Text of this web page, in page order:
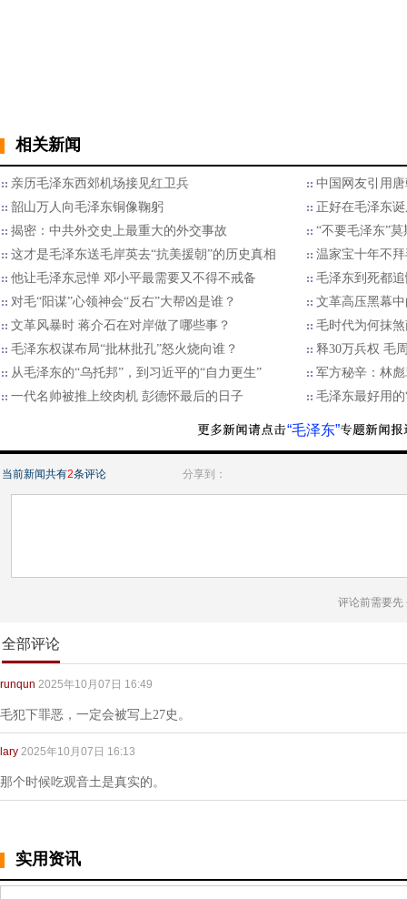
相关新闻
亲历毛泽东西郊机场接见红卫兵
中国网友引用
韶山万人向毛泽东铜像鞠躬
正好在毛泽东
揭密：中共外交史上最重大的外交事故
“不要毛泽东”
这才是毛泽东送毛岸英去“抗美援朝”的历史真相
温家宝十年不
他让毛泽东忌惮 邓小平最需要又不得不戒备
毛泽东到死都
对毛“阳谋”心领神会“反右”大帮凶是谁？
文革高压黑幕
文革风暴时 蒋介石在对岸做了哪些事？
毛时代为何抹
毛泽东权谋布局“批林批孔”怒火烧向谁？
释30万兵权 毛
从毛泽东的“乌托邦”，到习近平的“自力更生”
军方秘辛：林
一代名帅被推上绞肉机 彭德怀最后的日子
毛泽东最好用
“毛泽东”
当前新闻共有2条评论 分享到：
评论前需要先
全部评论
runqun 2025年10月07日 16:49
毛犯下罪恶，一定会被写上27史。
lary 2025年10月07日 16:13
那个时候吃观音土是真实的。
实用资讯